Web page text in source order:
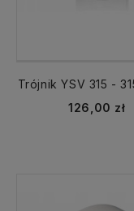
Trójnik YSV 315 -
126,00 zł